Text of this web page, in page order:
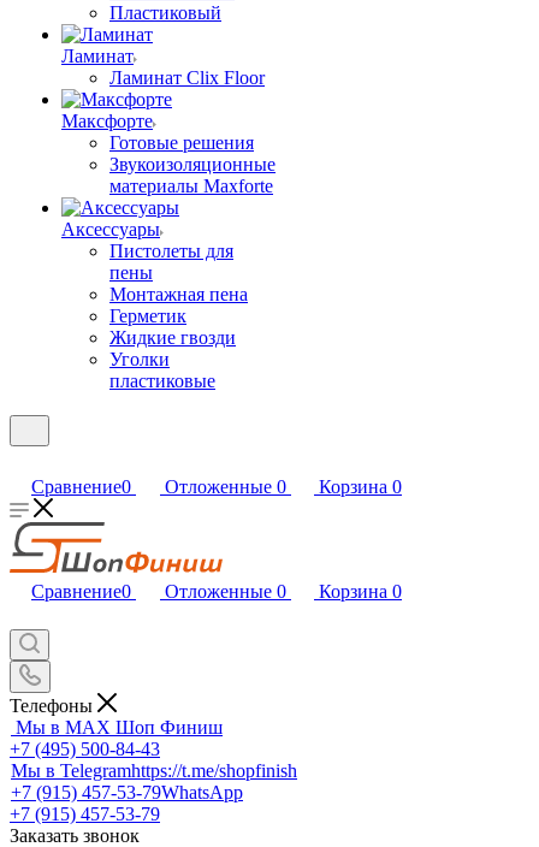
Пластиковый
Ламинат
Ламинат Clix Floor
Максфорте
Готовые решения
Звукоизоляционные
материалы Maxforte
Аксессуары
Пистолеты для
пены
Монтажная пена
Герметик
Жидкие гвозди
Уголки
пластиковые
Сравнение0 Отложенные 0 Корзина 0
Сравнение0 Отложенные 0 Корзина 0
Телефоны
Мы в MAX Шоп Финиш
+7 (495) 500-84-43
Мы в Telegramhttps://t.me/shopfinish
+7 (915) 457-53-79WhatsApp
+7 (915) 457-53-79
Заказать звонок